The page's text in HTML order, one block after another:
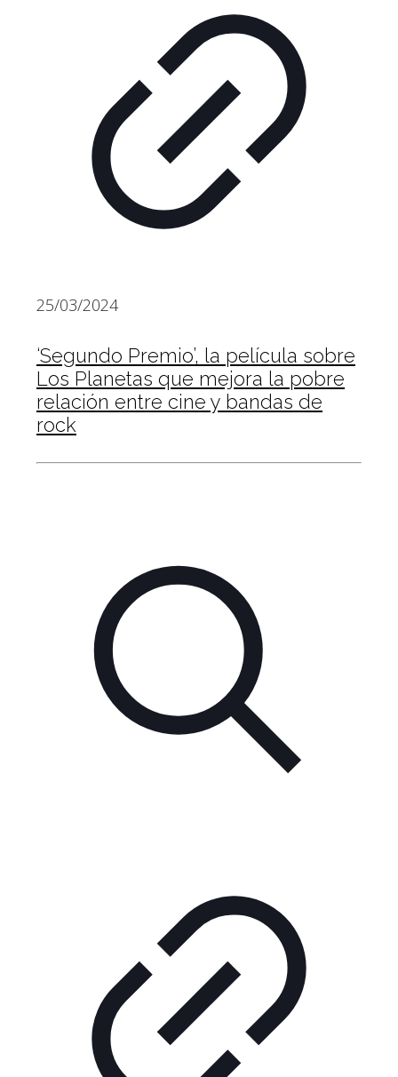
25/03/2024
‘Segundo Premio’, la película sobre
Los Planetas que mejora la pobre
relación entre cine y bandas de
rock